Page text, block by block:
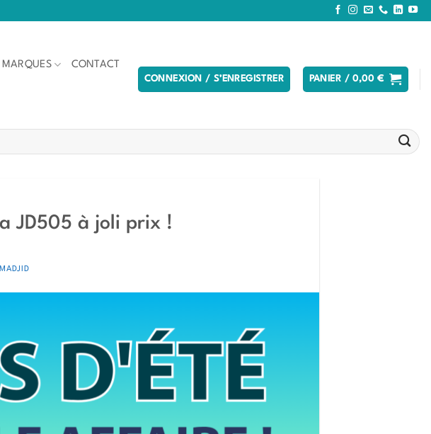
MARQUES CONTACT
CONNEXION / S’ENREGISTRER PANIER /0,00 €
JD505 à joli prix !
MADJID